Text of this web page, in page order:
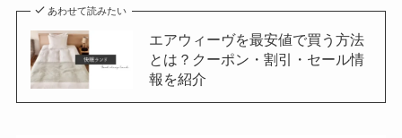
あわせて読みたい
エアウィーヴを最安値で買う方法
とは？クーポン・割引・セール情
報を紹介